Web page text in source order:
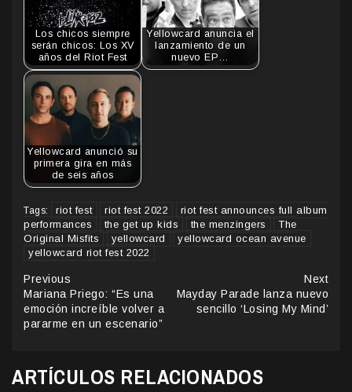
Los chicos siempre
serán chicos: Los XV
años del Riot Fest
Yellowcard anuncia el
lanzamiento de un
nuevo EP…
Yellowcard anunció su
primera gira en más
de seis años
Tags: riot fest riot fest 2022
riot fest announces full album
performances
the get up kids the menzingers
The
Original Misfits
yellowcard
yellowcard ocean avenue
yellowcard riot fest 2022
Continue
Reading
Previous
Mariana Priego: “Es una
emoción increíble volver a
pararme en un escenario”
Next
Mayday Parade lanza nuevo
sencillo ‘Losing My Mind’
ARTÍCULOS RELACIONADOS